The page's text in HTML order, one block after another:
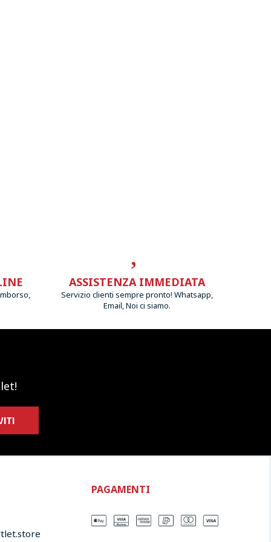
ASSISTENZA IMMEDIATA
Servizio clienti sempre pronto! Whatsapp,
Email, Noi ci siamo.
PAGAMENTI